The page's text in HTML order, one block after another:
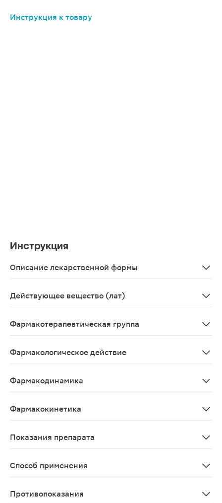
Инструкция к товару
Инструкция
Описание лекарственной формы
Действующее вещество (лат)
Фармакотерапевтическая группа
Фармакологическое действие
Фармакодинамика
Фармакокинетика
Показания препарата
Способ применения
Противопоказания